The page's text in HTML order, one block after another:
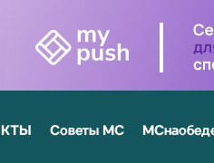
Советы МС